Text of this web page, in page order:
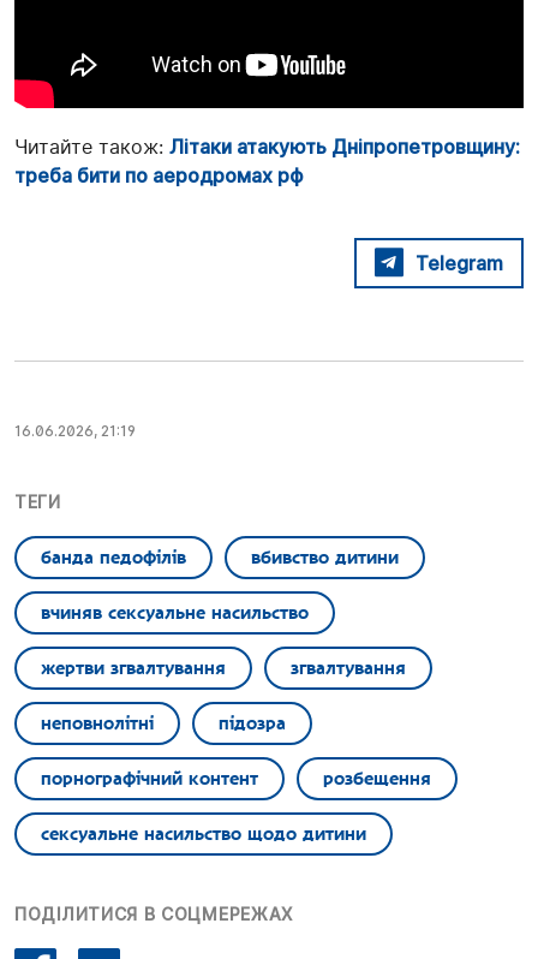
Читайте також: Літаки атакують Дніпропетровщину:
треба бити по аеродромах рф
Telegram
16.06.2026, 21:19
ТЕГИ
банда педофілів вбивство дитини
вчиняв сексуальне насильство
жертви згвалтування згвалтування
неповнолітні підозра
порнографічний контент розбещення
сексуальне насильство щодо дитини
ПОДІЛИТИСЯ В СОЦМЕРЕЖАХ